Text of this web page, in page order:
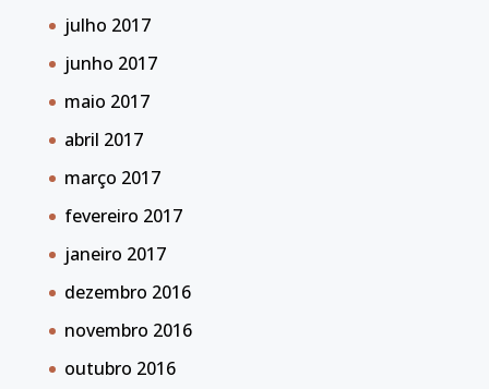
julho 2017
junho 2017
maio 2017
abril 2017
março 2017
fevereiro 2017
janeiro 2017
dezembro 2016
novembro 2016
outubro 2016